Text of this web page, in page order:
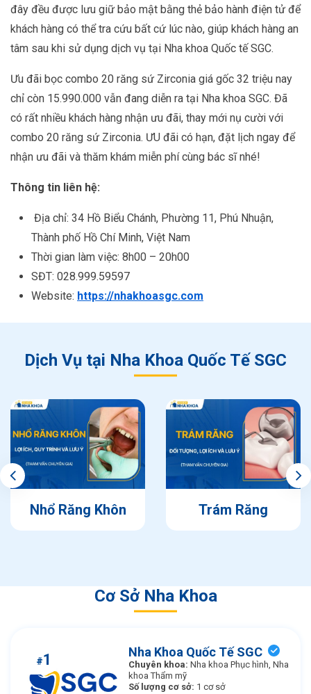
đây đều được lưu giữ bảo mật bằng thẻ bảo hành điện tử để
khách hàng có thể tra cứu bất cứ lúc nào, giúp khách hàng an
tâm sau khi sử dụng dịch vụ tại Nha khoa Quốc tế SGC.
Ưu đãi bọc combo 20 răng sứ Zirconia giá gốc 32 triệu nay
chỉ còn 15.990.000 vẫn đang diễn ra tại Nha khoa SGC. Đã
có rất nhiều khách hàng nhận ưu đãi, thay mới nụ cười với
combo 20 răng sứ Zirconia. ƯU đãi có hạn, đặt lịch ngay để
nhận ưu đãi và thăm khám miễn phí cùng bác sĩ nhé!
Thông tin liên hệ:
Địa chỉ: 34 Hồ Biểu Chánh, Phường 11, Phú Nhuận,
Thành phố Hồ Chí Minh, Việt Nam
Thời gian làm việc: 8h00 – 20h00
SĐT: 028.999.59597
Website: https://nhakhoasgc.com
Dịch Vụ tại Nha Khoa Quốc Tế SGC
Nhổ Răng Khôn Trám Răng
Cơ Sở Nha Khoa
#1 Nha Khoa Quốc Tế SGC
Chuyên khoa: Nha khoa Phục hình, Nha
khoa Thẩm mỹ
Số lượng cơ sở: 1 cơ sở